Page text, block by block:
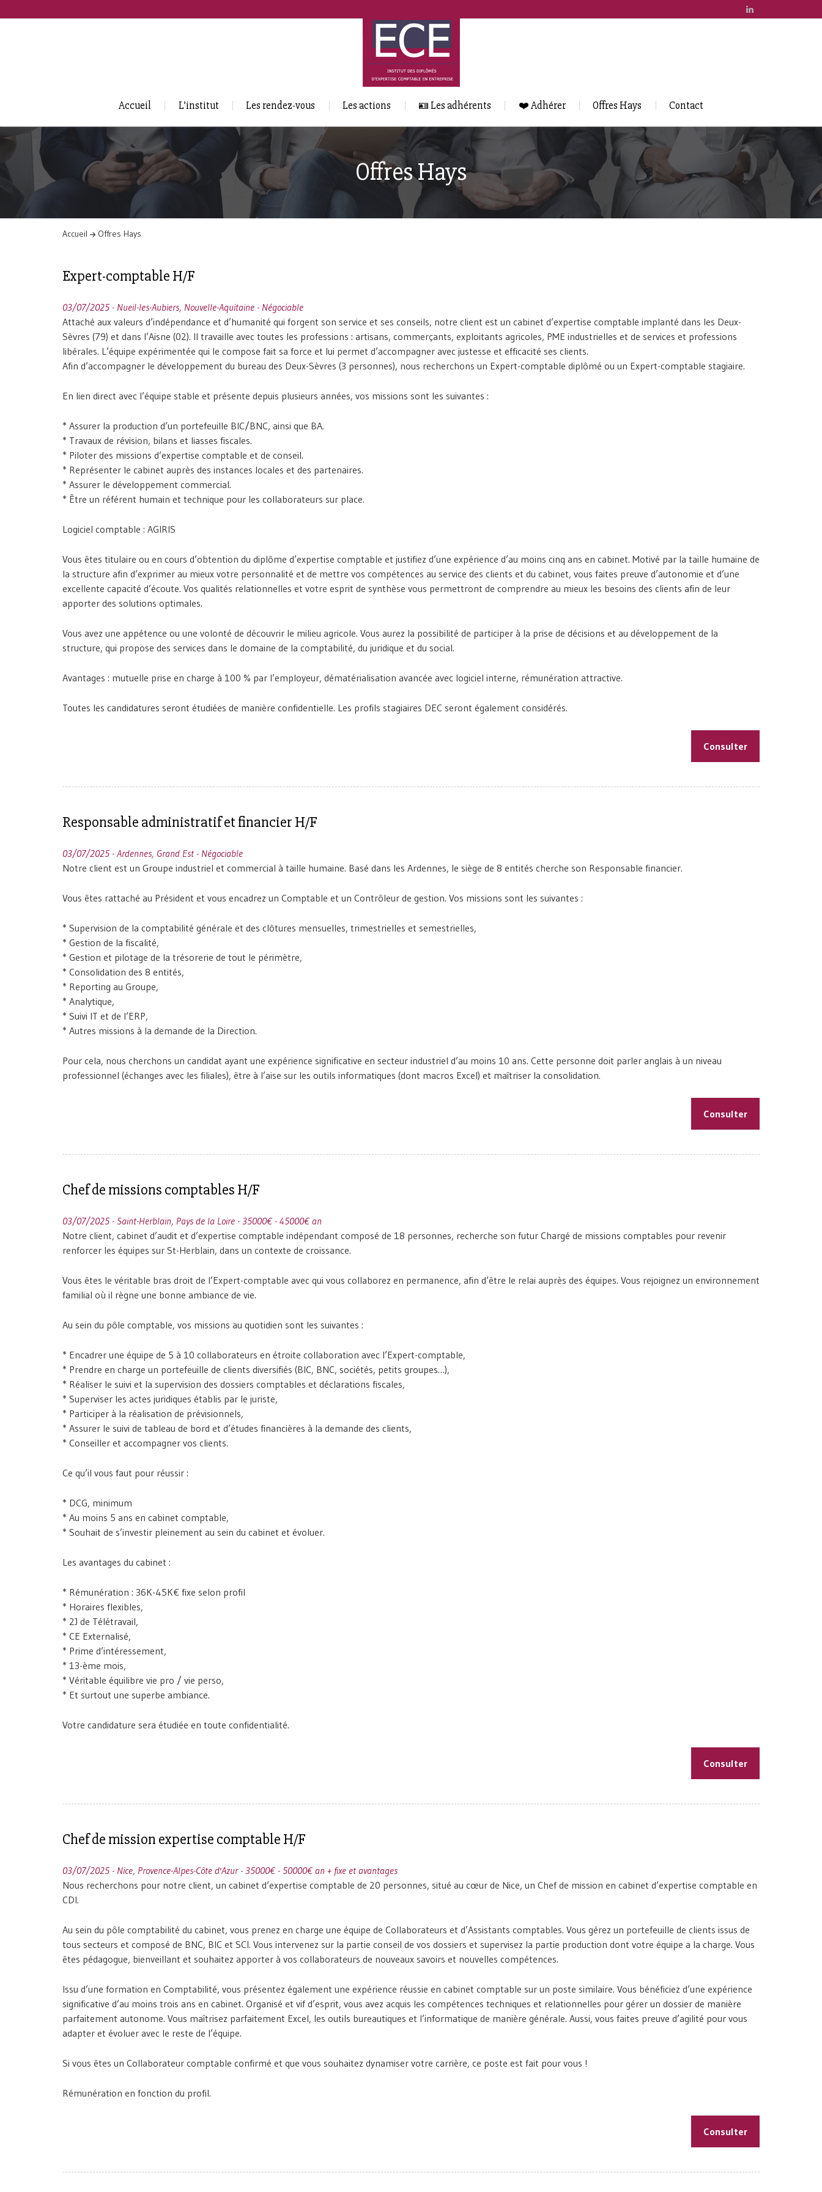
Accueil L’institut Les rendez-vous Les actions 🪪 Les adhérents ❤️ Adhérer Offres Hays Contact
Offres Hays
Accueil Offres Hays
Expert-comptable H/F
03/07/2025 - Nueil-les-Aubiers, Nouvelle-Aquitaine - Négociable
Attaché aux valeurs d’indépendance et d’humanité qui forgent son service et ses conseils, notre client est un cabinet d’expertise comptable implanté dans les Deux-
Sèvres (79) et dans l’Aisne (02). Il travaille avec toutes les professions : artisans, commerçants, exploitants agricoles, PME industrielles et de services et professions
libérales. L’équipe expérimentée qui le compose fait sa force et lui permet d’accompagner avec justesse et efficacité ses clients.
Afin d’accompagner le développement du bureau des Deux-Sèvres (3 personnes), nous recherchons un Expert-comptable diplômé ou un Expert-comptable stagiaire.
En lien direct avec l’équipe stable et présente depuis plusieurs années, vos missions sont les suivantes :
* Assurer la production d’un portefeuille BIC/BNC, ainsi que BA.
* Travaux de révision, bilans et liasses fiscales.
* Piloter des missions d’expertise comptable et de conseil.
* Représenter le cabinet auprès des instances locales et des partenaires.
* Assurer le développement commercial.
* Être un référent humain et technique pour les collaborateurs sur place.
Logiciel comptable : AGIRIS
Vous êtes titulaire ou en cours d’obtention du diplôme d’expertise comptable et justifiez d’une expérience d’au moins cinq ans en cabinet. Motivé par la taille humaine de
la structure afin d’exprimer au mieux votre personnalité et de mettre vos compétences au service des clients et du cabinet, vous faites preuve d’autonomie et d’une
excellente capacité d’écoute. Vos qualités relationnelles et votre esprit de synthèse vous permettront de comprendre au mieux les besoins des clients afin de leur
apporter des solutions optimales.
Vous avez une appétence ou une volonté de découvrir le milieu agricole. Vous aurez la possibilité de participer à la prise de décisions et au développement de la
structure, qui propose des services dans le domaine de la comptabilité, du juridique et du social.
Avantages : mutuelle prise en charge à 100 % par l’employeur, dématérialisation avancée avec logiciel interne, rémunération attractive.
Toutes les candidatures seront étudiées de manière confidentielle. Les profils stagiaires DEC seront également considérés.
Consulter
Responsable administratif et financier H/F
03/07/2025 - Ardennes, Grand Est - Négociable
Notre client est un Groupe industriel et commercial à taille humaine. Basé dans les Ardennes, le siège de 8 entités cherche son Responsable financier.
Vous êtes rattaché au Président et vous encadrez un Comptable et un Contrôleur de gestion. Vos missions sont les suivantes :
* Supervision de la comptabilité générale et des clôtures mensuelles, trimestrielles et semestrielles,
* Gestion de la fiscalité,
* Gestion et pilotage de la trésorerie de tout le périmètre,
* Consolidation des 8 entités,
* Reporting au Groupe,
* Analytique,
* Suivi IT et de l’ERP,
* Autres missions à la demande de la Direction.
Pour cela, nous cherchons un candidat ayant une expérience significative en secteur industriel d’au moins 10 ans. Cette personne doit parler anglais à un niveau
professionnel (échanges avec les filiales), être à l’aise sur les outils informatiques (dont macros Excel) et maîtriser la consolidation.
Consulter
Chef de missions comptables H/F
03/07/2025 - Saint-Herblain, Pays de la Loire - 35000€ - 45000€ an
Notre client, cabinet d’audit et d’expertise comptable indépendant composé de 18 personnes, recherche son futur Chargé de missions comptables pour revenir
renforcer les équipes sur St-Herblain, dans un contexte de croissance.
Vous êtes le véritable bras droit de l’Expert-comptable avec qui vous collaborez en permanence, afin d’être le relai auprès des équipes. Vous rejoignez un environnement
familial où il règne une bonne ambiance de vie.
Au sein du pôle comptable, vos missions au quotidien sont les suivantes :
* Encadrer une équipe de 5 à 10 collaborateurs en étroite collaboration avec l’Expert-comptable,
* Prendre en charge un portefeuille de clients diversifiés (BIC, BNC, sociétés, petits groupes…),
* Réaliser le suivi et la supervision des dossiers comptables et déclarations fiscales,
* Superviser les actes juridiques établis par le juriste,
* Participer à la réalisation de prévisionnels,
* Assurer le suivi de tableau de bord et d’études financières à la demande des clients,
* Conseiller et accompagner vos clients.
Ce qu’il vous faut pour réussir :
* DCG, minimum
* Au moins 5 ans en cabinet comptable,
* Souhait de s’investir pleinement au sein du cabinet et évoluer.
Les avantages du cabinet :
* Rémunération : 36K-45K€ fixe selon profil
* Horaires flexibles,
* 2J de Télétravail,
* CE Externalisé,
* Prime d’intéressement,
* 13-ème mois,
* Véritable équilibre vie pro / vie perso,
* Et surtout une superbe ambiance.
Votre candidature sera étudiée en toute confidentialité.
Consulter
Chef de mission expertise comptable H/F
03/07/2025 - Nice, Provence-Alpes-Côte d'Azur - 35000€ - 50000€ an + fixe et avantages
Nous recherchons pour notre client, un cabinet d’expertise comptable de 20 personnes, situé au cœur de Nice, un Chef de mission en cabinet d’expertise comptable en
CDI.
Au sein du pôle comptabilité du cabinet, vous prenez en charge une équipe de Collaborateurs et d’Assistants comptables. Vous gérez un portefeuille de clients issus de
tous secteurs et composé de BNC, BIC et SCI. Vous intervenez sur la partie conseil de vos dossiers et supervisez la partie production dont votre équipe a la charge. Vous
êtes pédagogue, bienveillant et souhaitez apporter à vos collaborateurs de nouveaux savoirs et nouvelles compétences.
Issu d’une formation en Comptabilité, vous présentez également une expérience réussie en cabinet comptable sur un poste similaire. Vous bénéficiez d’une expérience
significative d’au moins trois ans en cabinet. Organisé et vif d’esprit, vous avez acquis les compétences techniques et relationnelles pour gérer un dossier de manière
parfaitement autonome. Vous maîtrisez parfaitement Excel, les outils bureautiques et l’informatique de manière générale. Aussi, vous faites preuve d’agilité pour vous
adapter et évoluer avec le reste de l’équipe.
Si vous êtes un Collaborateur comptable confirmé et que vous souhaitez dynamiser votre carrière, ce poste est fait pour vous !
Rémunération en fonction du profil.
Consulter